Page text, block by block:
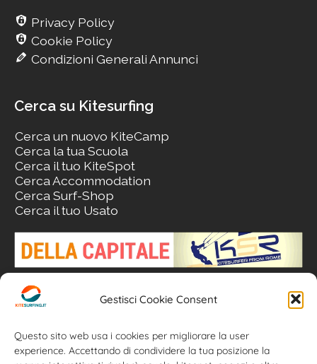
Gestisci Cookie Consent
Questo sito web usa i cookies per migliorare la user
experience. Accettando di condividere la tua posizione la
Privacy Policy
Cookie Policy
Condizioni Generali Annunci
Cerca su Kitesurfing
Cerca un nuovo KiteCamp
Cerca la tua Scuola
Cerca il tuo KiteSpot
Cerca Accommodation
Cerca Surf-Shop
Cerca il tuo Usato